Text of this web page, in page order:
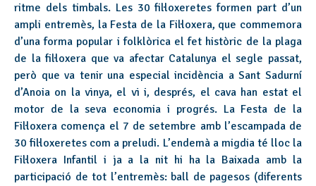
ritme dels timbals. Les 30 fil·loxeretes formen part d’un
ampli entremès, la Festa de la Fil·loxera, que commemora
d’una forma popular i folklòrica el fet històric de la plaga
de la fil·loxera que va afectar Catalunya el segle passat,
però que va tenir una especial incidència a Sant Sadurní
d’Anoia on la vinya, el vi i, després, el cava han estat el
motor de la seva economia i progrés. La Festa de la
Fil·loxera comença el 7 de setembre amb l’escampada de
30 fil·loxeretes com a preludi. L’endemà a migdia té lloc la
Fil·loxera Infantil i ja a la nit hi ha la Baixada amb la
participació de tot l’entremès: ball de pagesos (diferents